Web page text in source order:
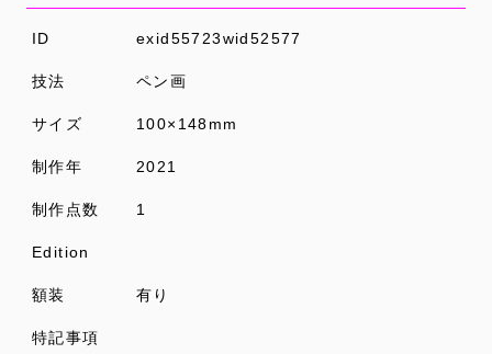
ID exid55723wid52577
技法 ペン画
サイズ 100×148mm
制作年 2021
制作点数 1
Edition
額装 有り
特記事項